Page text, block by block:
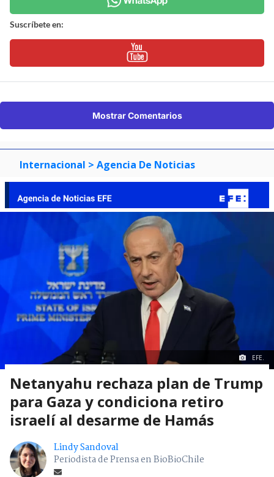
Suscríbete en:
Mostrar Comentarios
Internacional > Agencia De Noticias
EFE.
Netanyahu rechaza plan de Trump
para Gaza y condiciona retiro
israelí al desarme de Hamás
Lindy Sandoval
Periodista de Prensa en BioBioChile